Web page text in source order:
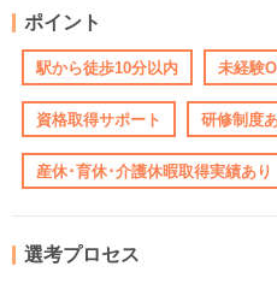
ポイント
駅から徒歩10分以内 未経験
資格取得サポート 研修制度
産休･育休･介護休暇取得実績あり
選考プロセス